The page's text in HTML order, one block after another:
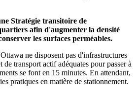
Stratégie transitoire de
afin d'augmenter la densité
les surfaces perméables.
ne disposent pas d'infrastructures
de transport actif adéquates pour passer à
se font en 15 minutes. En attendant,
pratiques en matière de stationnement.